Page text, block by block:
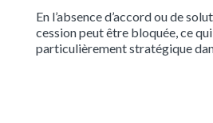
En l’absence d’accord ou de
cession peut être bloquée, ce
particulièrement stratégique